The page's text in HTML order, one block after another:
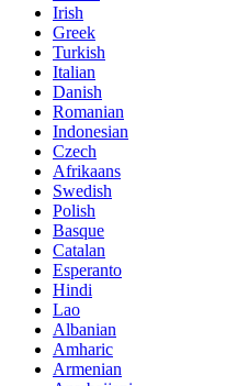
Irish
Greek
Turkish
Italian
Danish
Romanian
Indonesian
Czech
Afrikaans
Swedish
Polish
Basque
Catalan
Esperanto
Hindi
Lao
Albanian
Amharic
Armenian